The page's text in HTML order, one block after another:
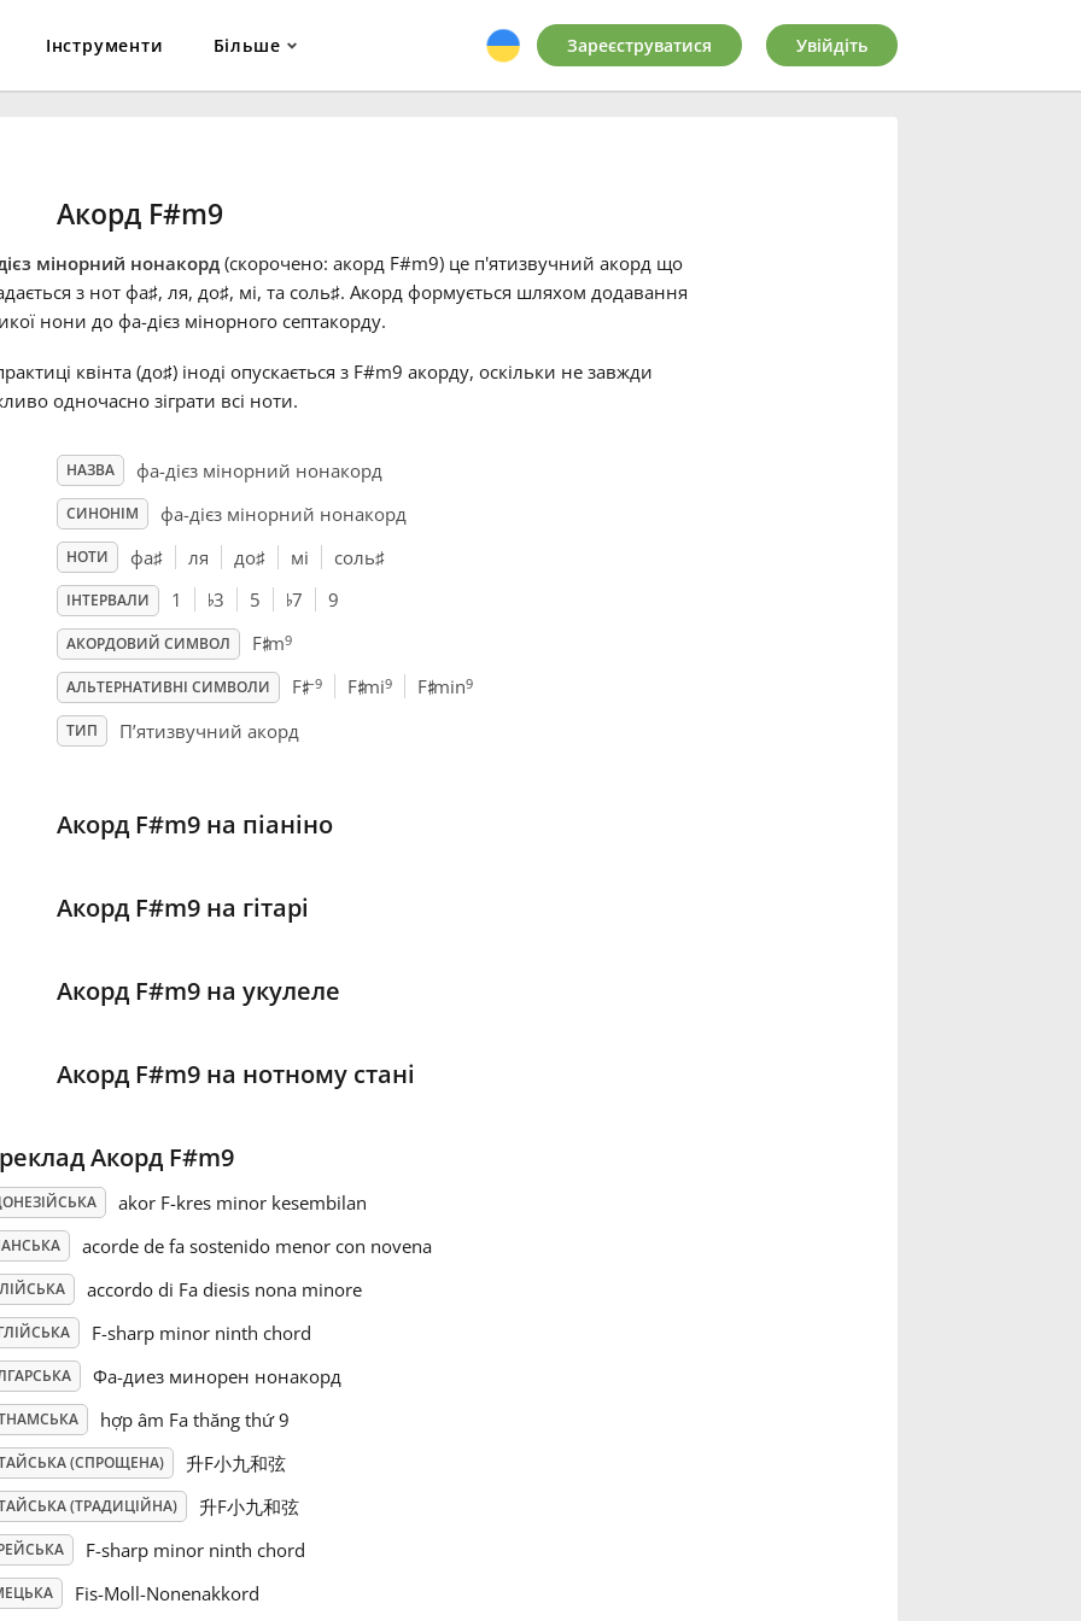
Інструменти Більше Зареєструватися Увійдіть
Акорд F#m9
мінорний нонакорд(скорочено: акорд F#m9) це п'ятизвучний акорд що
з нот фа♯, ля, до♯, мі, та соль♯. Акорд формується шляхом додавання
нони до фа-дієз мінорного септакорду.
квінта (до♯) іноді опускається з F#m9 акорду, оскільки не завжди
одночасно зіграти всі ноти.
НАЗВА фа-дієз мінорний нонакорд
СИНОНІМ фа-дієз мінорний нонакорд
НОТИ фа♯ ля до♯ мі соль♯
ІНТЕРВАЛИ 1 ♭3 5 ♭7 9
АКОРДОВИЙ СИМВОЛ F♯m9
АЛЬТЕРНАТИВНІ СИМВОЛИ F♯–9 F♯mi9 F♯min9
ТИП П’ятизвучний акорд
Акорд F#m9 на піаніно
Акорд F#m9 на гітарі
Акорд F#m9 на укулеле
Акорд F#m9 на нотному стані
Акорд F#m9
akor F-kres minor kesembilan
acorde de fa sostenido menor con novena
accordo di Fa diesis nona minore
F-sharp minor ninth chord
Фа-диез минорен нонакорд
hợp âm Fa thăng thứ 9
(СПРОЩЕНА) 升F小九和弦
(ТРАДИЦІЙНА) 升F小九和弦
F-sharp minor ninth chord
Fis-Moll-Nonenakkord